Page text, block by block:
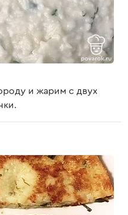
и жарим с двух